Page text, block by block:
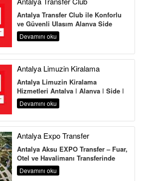
Antalya Transfer Club ile Konforlu
ve Güvenli Ulaşım Alanya Side
Manavgat Belek Kemer Kundu Lara
Antalya Havalima...
Devamını oku
Antalya Limuzin Kiralama
Antalya Limuzin Kiralama
Hizmetleri Antalya | Alanya | Side |
Belek | Kemer | Lara | Kundu | Land
of Legends Antalya,...
Devamını oku
Antalya Expo Transfer
Antalya Aksu EXPO Transfer – Fuar,
Otel ve Havalimanı Transferinde
Güvenilir Adres Antalya Aksu
Transfer Hi...
Devamını oku